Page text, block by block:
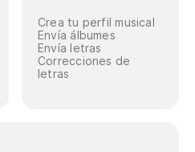
Crea tu perfil musical
Envía álbumes
Envía letras
Correcciones de
letras